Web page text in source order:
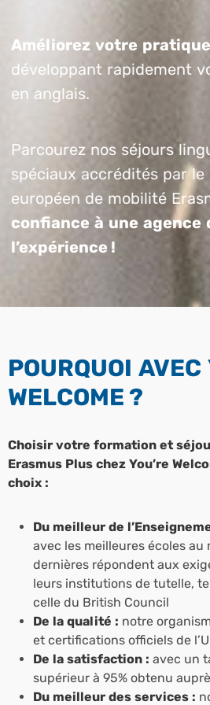
Améliorez votre pratique
développant rapidement
en anglais.
Parcourez nos séjours
spéciaux accrédités par
européen de mobilité
confiance à une agence
l’expérience !
POURQUOI AVEC
WELCOME ?
Choisir votre formation et
Erasmus Plus chez You’re
choix :
Du meilleur de
avec les meilleures écoles au
dernières répondent aux
leurs institutions de tutelle,
celle du British Council
De la qualité : notre
et certifications officiels de
De la satisfaction : avec un
supérieur à 95% obtenu
Du meilleur des services :